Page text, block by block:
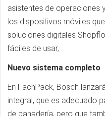
asistentes de operaciones
los dispositivos móviles
soluciones digitales
fáciles de usar,
Nuevo sistema completo
En FachPack, Bosch
integral, que es adecuado
de panadería, pero que